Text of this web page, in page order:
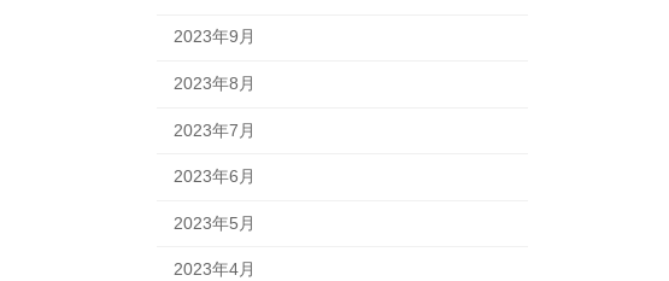
2023年9月
2023年8月
2023年7月
2023年6月
2023年5月
2023年4月